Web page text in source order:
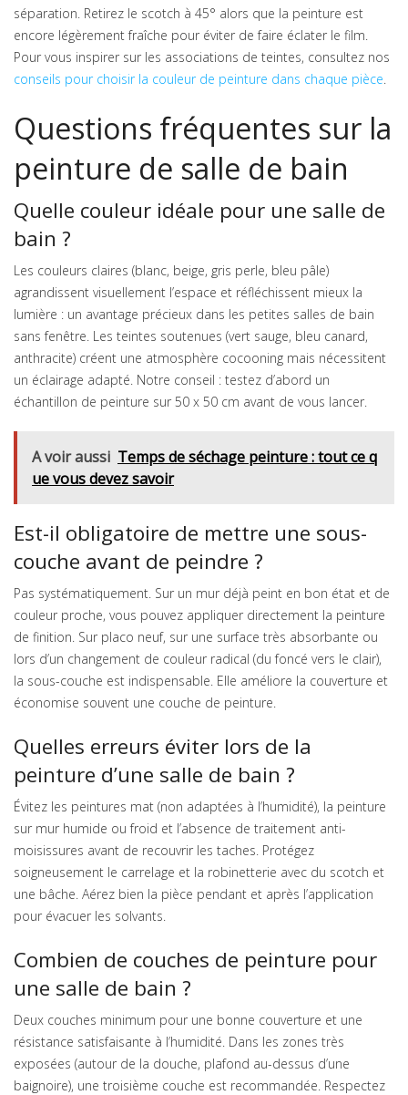
séparation. Retirez le scotch à 45° alors que la peinture est
encore légèrement fraîche pour éviter de faire éclater le film.
Pour vous inspirer sur les associations de teintes, consultez nos
conseils pour choisir la couleur de peinture dans chaque pièce
Questions fréquentes sur la
peinture de salle de bain
Quelle couleur idéale pour une salle de
bain ?
Les couleurs claires (blanc, beige, gris perle, bleu pâle)
agrandissent visuellement l’espace et réfléchissent mieux la
lumière : un avantage précieux dans les petites salles de bain
sans fenêtre. Les teintes soutenues (vert sauge, bleu canard,
anthracite) créent une atmosphère cocooning mais nécessitent
un éclairage adapté. Notre conseil : testez d’abord un
échantillon de peinture sur 50 x 50 cm avant de vous lancer.
A voir aussi Temps de séchage peinture : tout ce q
ue vous devez savoir
Est-il obligatoire de mettre une sous-
couche avant de peindre ?
Pas systématiquement. Sur un mur déjà peint en bon état et de
couleur proche, vous pouvez appliquer directement la peinture
de finition. Sur placo neuf, sur une surface très absorbante ou
lors d’un changement de couleur radical (du foncé vers le clair),
la sous-couche est indispensable. Elle améliore la couverture et
économise souvent une couche de peinture.
Quelles erreurs éviter lors de la
peinture d’une salle de bain ?
Évitez les peintures mat (non adaptées à l’humidité), la peinture
sur mur humide ou froid et l’absence de traitement anti-
moisissures avant de recouvrir les taches. Protégez
soigneusement le carrelage et la robinetterie avec du scotch et
une bâche. Aérez bien la pièce pendant et après l’application
pour évacuer les solvants.
Combien de couches de peinture pour
une salle de bain ?
Deux couches minimum pour une bonne couverture et une
résistance satisfaisante à l’humidité. Dans les zones très
exposées (autour de la douche, plafond au-dessus d’une
baignoire), une troisième couche est recommandée. Respectez